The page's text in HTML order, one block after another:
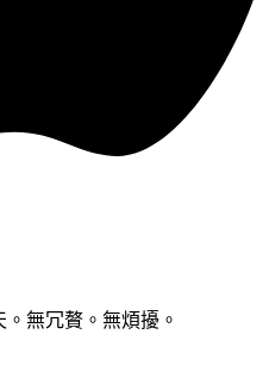
無冗贅。無煩擾。